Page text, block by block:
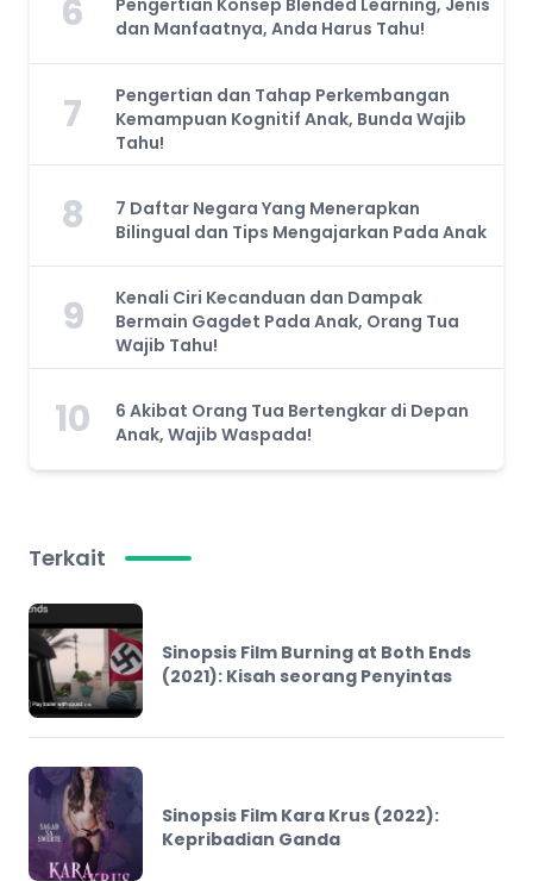
6
Pengertian Konsep Blended Learning, Jenis
dan Manfaatnya, Anda Harus Tahu!
7
Pengertian dan Tahap Perkembangan
Kemampuan Kognitif Anak, Bunda Wajib
Tahu!
8
7 Daftar Negara Yang Menerapkan
Bilingual dan Tips Mengajarkan Pada Anak
9
Kenali Ciri Kecanduan dan Dampak
Bermain Gagdet Pada Anak, Orang Tua
Wajib Tahu!
10
6 Akibat Orang Tua Bertengkar di Depan
Anak, Wajib Waspada!
Terkait
Sinopsis Film Burning at Both Ends
(2021): Kisah seorang Penyintas
Sinopsis Film Kara Krus (2022):
Kepribadian Ganda